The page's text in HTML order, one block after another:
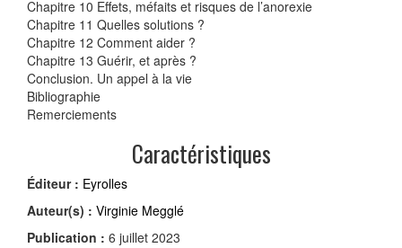
Chapitre 10 Effets, méfaits et risques de l’anorexie
Chapitre 11 Quelles solutions ?
Chapitre 12 Comment aider ?
Chapitre 13 Guérir, et après ?
Conclusion. Un appel à la vie
Bibliographie
Remerciements
Caractéristiques
Éditeur : Eyrolles
Auteur(s) : Virginie Megglé
Publication : 6 juillet 2023